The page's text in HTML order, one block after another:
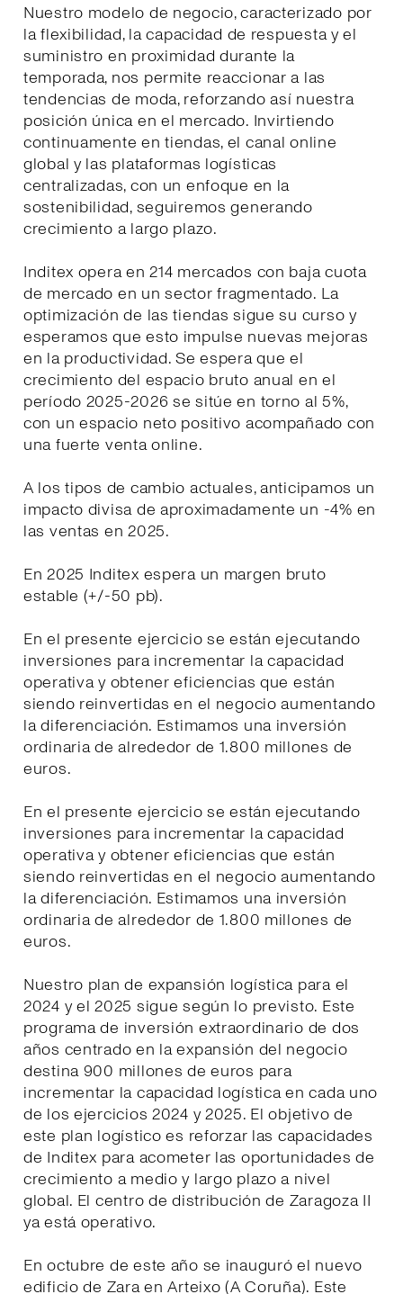
Nuestro modelo de negocio, caracterizado por
la flexibilidad, la capacidad de respuesta y el
suministro en proximidad durante la
temporada, nos permite reaccionar a las
tendencias de moda, reforzando así nuestra
posición única en el mercado. Invirtiendo
continuamente en tiendas, el canal online
global y las plataformas logísticas
centralizadas, con un enfoque en la
sostenibilidad, seguiremos generando
crecimiento a largo plazo.
Inditex opera en 214 mercados con baja cuota
de mercado en un sector fragmentado. La
optimización de las tiendas sigue su curso y
esperamos que esto impulse nuevas mejoras
en la productividad. Se espera que el
crecimiento del espacio bruto anual en el
período 2025-2026 se sitúe en torno al 5%,
con un espacio neto positivo acompañado con
una fuerte venta online.
A los tipos de cambio actuales, anticipamos un
impacto divisa de aproximadamente un -4% en
las ventas en 2025.
En 2025 Inditex espera un margen bruto
estable (+/-50 pb).
En el presente ejercicio se están ejecutando
inversiones para incrementar la capacidad
operativa y obtener eficiencias que están
siendo reinvertidas en el negocio aumentando
la diferenciación. Estimamos una inversión
ordinaria de alrededor de 1.800 millones de
euros.
En el presente ejercicio se están ejecutando
inversiones para incrementar la capacidad
operativa y obtener eficiencias que están
siendo reinvertidas en el negocio aumentando
la diferenciación. Estimamos una inversión
ordinaria de alrededor de 1.800 millones de
euros.
Nuestro plan de expansión logística para el
2024 y el 2025 sigue según lo previsto. Este
programa de inversión extraordinario de dos
años centrado en la expansión del negocio
destina 900 millones de euros para
incrementar la capacidad logística en cada uno
de los ejercicios 2024 y 2025. El objetivo de
este plan logístico es reforzar las capacidades
de Inditex para acometer las oportunidades de
crecimiento a medio y largo plazo a nivel
global. El centro de distribución de Zaragoza II
ya está operativo.
En octubre de este año se inauguró el nuevo
edificio de Zara en Arteixo (A Coruña). Este